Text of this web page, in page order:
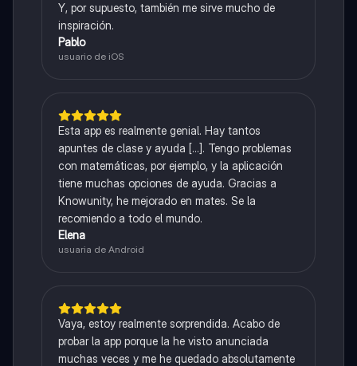
Y, por supuesto, también me sirve mucho de
inspiración.
Pablo
usuario de iOS
Esta app es realmente genial. Hay tantos
apuntes de clase y ayuda [...]. Tengo problemas
con matemáticas, por ejemplo, y la aplicación
tiene muchas opciones de ayuda. Gracias a
Knowunity, he mejorado en mates. Se la
recomiendo a todo el mundo.
Elena
usuaria de Android
Vaya, estoy realmente sorprendida. Acabo de
probar la app porque la he visto anunciada
muchas veces y me he quedado absolutamente